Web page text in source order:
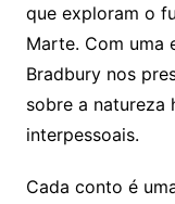
que exploram o
Marte. Com uma
Bradbury nos
sobre a natureza
interpessoais.
Cada conto é